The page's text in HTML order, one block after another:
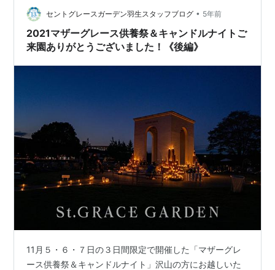
セントグレースガーデン羽生スタッフブログ • 5年前
2021マザーグレース供養祭＆キャンドルナイトご
来園ありがとうございました！《後編》
11月５・６・７日の３日間限定で開催した「マザーグレ
ース供養祭＆キャンドルナイト」沢山の方にお越しいた